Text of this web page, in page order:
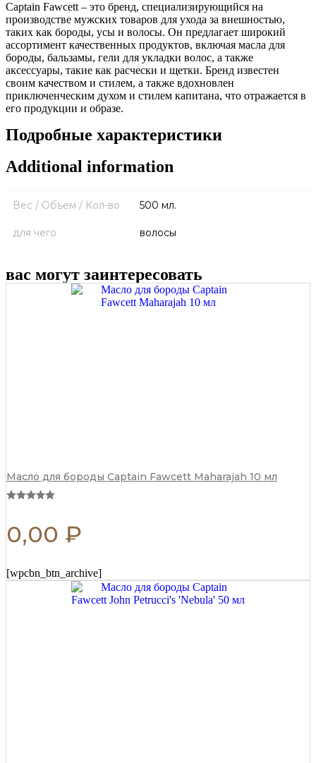
Captain Fawcett – это бренд, специализирующийся на
производстве мужских товаров для ухода за внешностью,
таких как бороды, усы и волосы. Он предлагает широкий
ассортимент качественных продуктов, включая масла для
бороды, бальзамы, гели для укладки волос, а также
аксессуары, такие как расчески и щетки. Бренд известен
своим качеством и стилем, а также вдохновлен
приключенческим духом и стилем капитана, что отражается в
его продукции и образе.
Подробные характеристики
Additional information
Вес / Объем / Кол-во 500 мл.
для чего волосы
вас могут заинтересовать
Масло для бороды Captain Fawcett Maharajah 10 мл
0,00 ₽
[wpcbn_btn_archive]